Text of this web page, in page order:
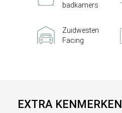
badkamers
Zuidwesten
Facing
EXTRA KENMERKEN